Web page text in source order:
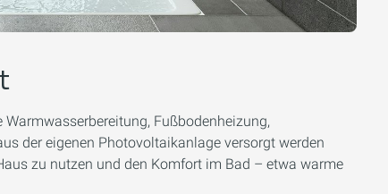
Fußbodenheizung,
der eigenen Photovoltaikanlage versorgt werden
zu nutzen und den Komfort im Bad – etwa warme